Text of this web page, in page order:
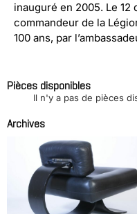
inauguré en 2005. Le
commandeur de la
100 ans, par
Pièces disponibles
Il n'y a pas de pièces
Archives